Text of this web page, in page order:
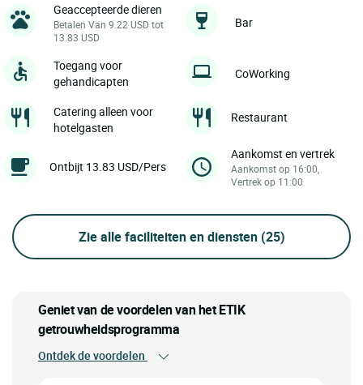
Geaccepteerde dieren
Betalen Van 9.22 USD tot
13.83 USD
Bar
Toegang voor
gehandicapten
CoWorking
Catering alleen voor
hotelgasten
Restaurant
Ontbijt 13.83 USD/Pers
Aankomst en vertrek
Aankomst op 16:00,
Vertrek op 11:00
Zie alle faciliteiten en diensten (25)
Geniet van de voordelen van het ETIK
getrouwheidsprogramma
Ontdek de voordelen